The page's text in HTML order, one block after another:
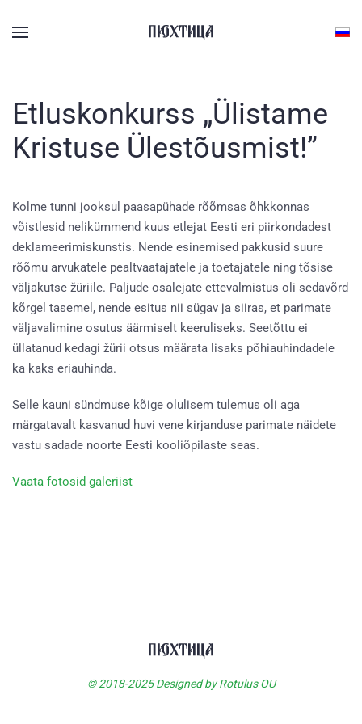
Etluskonkurss „Ülistame
Kristuse Ülestõusmist!”
Kolme tunni jooksul paasapühade rõõmsas õhkkonnas
võistlesid nelikümmend kuus etlejat Eesti eri piirkondadest
deklameerimiskunstis. Nende esinemised pakkusid suure
rõõmu arvukatele pealtvaatajatele ja toetajatele ning tõsise
väljakutse žüriile. Paljude osalejate ettevalmistus oli sedavõrd
kõrgel tasemel, nende esitus nii sügav ja siiras, et parimate
väljavalimine osutus äärmiselt keeruliseks. Seetõttu ei
üllatanud kedagi žürii otsus määrata lisaks põhiauhindadele
ka kaks eriauhinda.
Selle kauni sündmuse kõige olulisem tulemus oli aga
märgatavalt kasvanud huvi vene kirjanduse parimate näidete
vastu sadade noorte Eesti kooliõpilaste seas.
Vaata fotosid galeriist
© 2018-2025 Designed by Rotulus OU